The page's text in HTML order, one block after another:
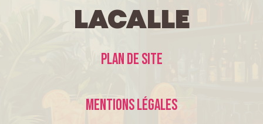
LaCalle
Plan de site
Mentions légales